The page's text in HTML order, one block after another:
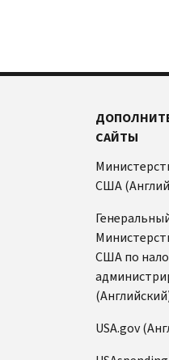
САЙТЫ
США
США по
USA.gov